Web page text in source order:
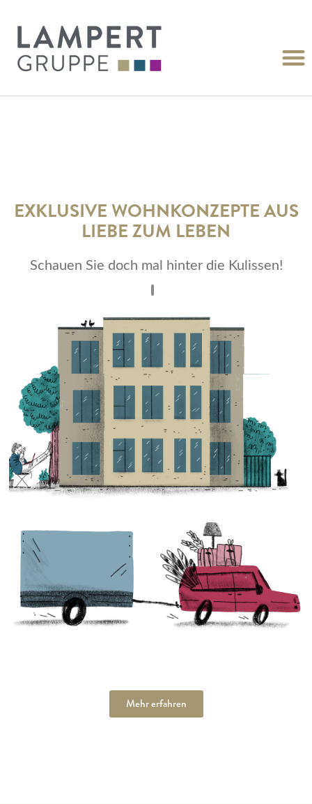
EXKLUSIVE WOHNKONZEPTE AUS
LIEBE ZUM LEBEN
Schauen Sie doch mal hinter die Kulissen!
Mehr erfahren